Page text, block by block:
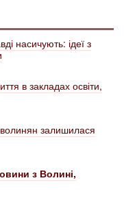
насичують: ідеї з
в закладах освіти,
залишилася
з Волині,